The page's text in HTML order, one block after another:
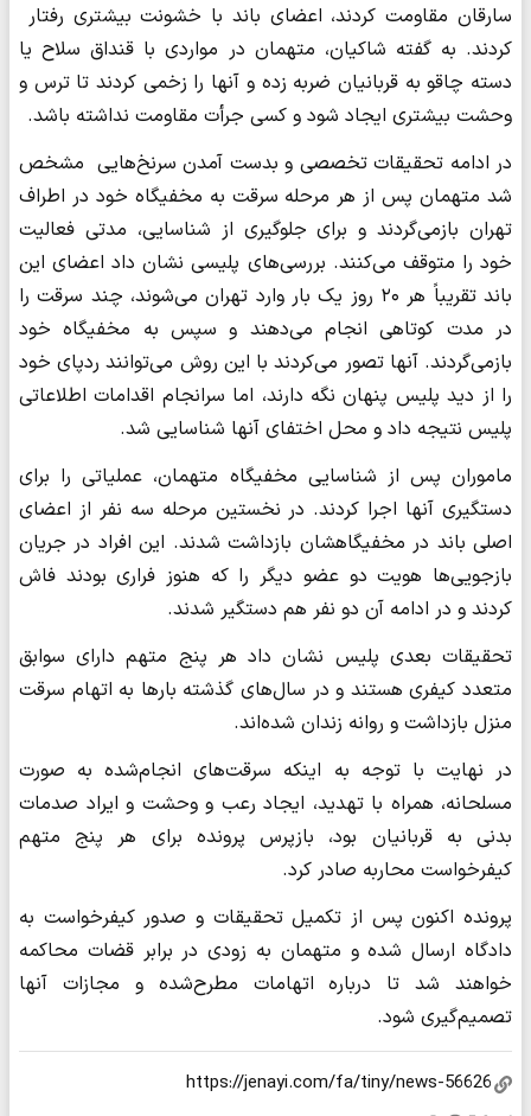
سارقان مقاومت کردند، اعضای باند با خشونت بیشتری رفتار
کردند. به گفته شاکیان، متهمان در مواردی با قنداق سلاح یا
دسته چاقو به قربانیان ضربه زده و آنها را زخمی کردند تا ترس و
وحشت بیشتری ایجاد شود و کسی جرأت مقاومت نداشته باشد.
در ادامه تحقیقات تخصصی و بدست آمدن سر‌نخ‌هایی مشخص
شد متهمان پس از هر مرحله سرقت به مخفیگاه خود در اطراف
تهران بازمی‌گردند و برای جلوگیری از شناسایی، مدتی فعالیت
خود را متوقف می‌کنند. بررسی‌های پلیسی نشان داد اعضای این
باند تقریباً هر ۲۰ روز یک بار وارد تهران می‌شوند، چند سرقت را
در مدت کوتاهی انجام می‌دهند و سپس به مخفیگاه خود
بازمی‌گردند. آنها تصور می‌کردند با این روش می‌توانند ردپای خود
را از دید پلیس پنهان نگه دارند، اما سرانجام اقدامات اطلاعاتی
پلیس نتیجه داد و محل اختفای آنها شناسایی شد.
ماموران پس از شناسایی مخفیگاه متهمان، عملیاتی را برای
دستگیری آنها اجرا کردند. در نخستین مرحله سه نفر از اعضای
اصلی باند در مخفیگاهشان بازداشت شدند. این افراد در جریان
بازجویی‌ها هویت دو عضو دیگر را که هنوز فراری بودند فاش
کردند و در ادامه آن دو نفر هم دستگیر شدند.
تحقیقات بعدی پلیس نشان داد هر پنج متهم دارای سوابق
متعدد کیفری هستند و در سال‌های گذشته بارها به اتهام سرقت
منزل بازداشت و روانه زندان شده‌اند.
در نهایت با توجه به اینکه سرقت‌های انجام‌شده به صورت
مسلحانه، همراه با تهدید، ایجاد رعب و وحشت و ایراد صدمات
بدنی به قربانیان بود، بازپرس پرونده برای هر پنج متهم
کیفرخواست محاربه صادر کرد.
پرونده اکنون پس از تکمیل تحقیقات و صدور کیفرخواست به
دادگاه ارسال شده و متهمان به زودی در برابر قضات محاکمه
خواهند شد تا درباره اتهامات مطرح‌شده و مجازات آنها
تصمیم‌گیری شود.